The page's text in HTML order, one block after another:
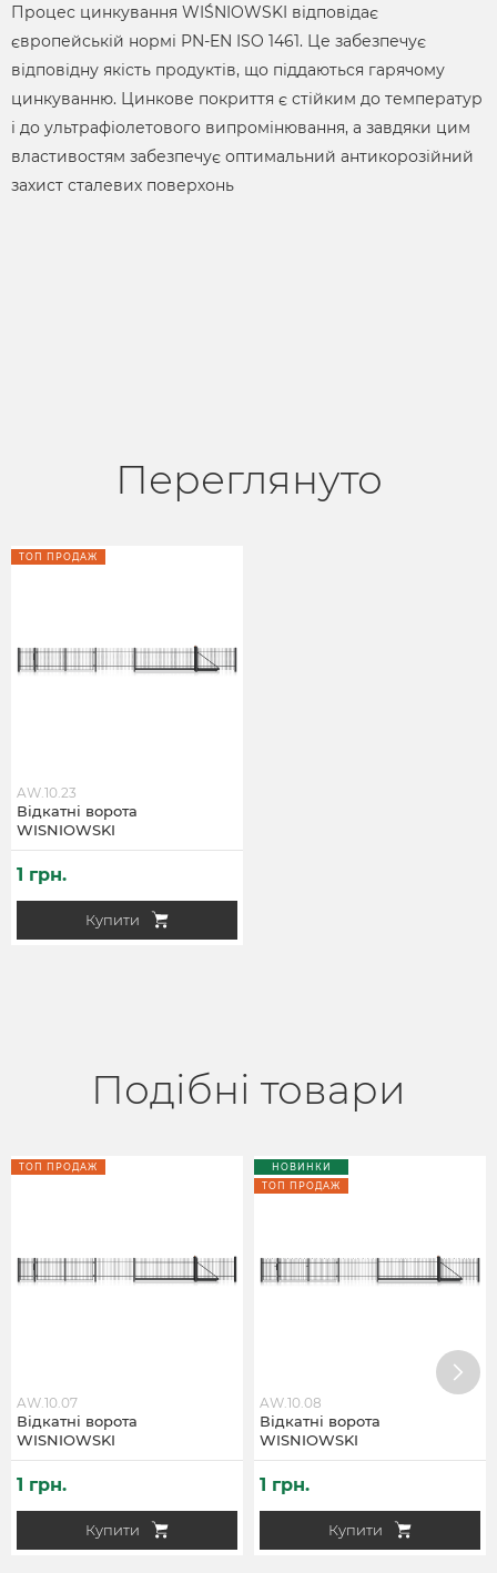
Процес цинкування WIŚNIOWSKI відповідає
європейській нормі PN-EN ISO 1461. Це забезпечує
відповідну якість продуктів, що піддаються гарячому
цинкуванню. Цинкове покриття є стійким до температур
і до ультрафіолетового випромінювання, а завдяки цим
властивостям забезпечує оптимальний антикорозійний
захист сталевих поверхонь
Переглянуто
ТОП ПРОДАЖ
Відкатні ворота
WISNIOWSKI
AW.10.23
Купити
1 грн.
Подібні товари
ТОП ПРОДАЖ
Відкатні ворота
WISNIOWSKI
AW.10.07
Купити
1 грн.
НОВИНКИ
ТОП ПРОДАЖ
Відкатні ворота
WISNIOWSKI
AW.10.08
Купити
1 грн.